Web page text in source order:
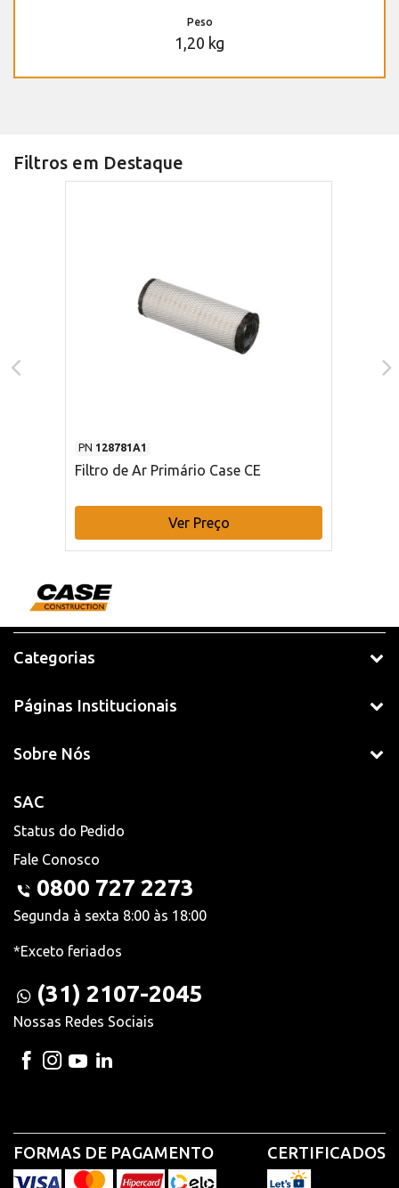
Peso
1,20 kg
Filtros em Destaque
PN 128781A1
Filtro de Ar Primário Case CE
Ver Preço
Categorias
Páginas Institucionais
Sobre Nós
SAC
Status do Pedido
Fale Conosco
0800 727 2273
Segunda à sexta 8:00 às 18:00
*Exceto feriados
(31) 2107-2045
Nossas Redes Sociais
FORMAS DE PAGAMENTO CERTIFICADOS